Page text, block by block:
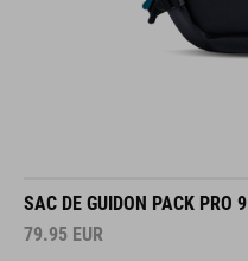
SAC DE GUIDON PACK PRO 9
79.95 EUR